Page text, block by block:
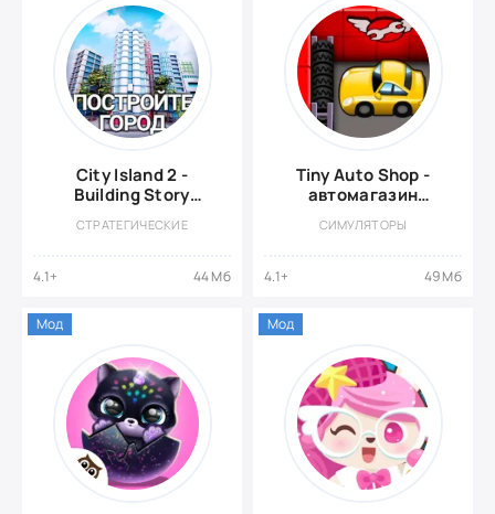
City Island 2 -
Building Story
денег}
СТРАТЕГИЧЕСКИЕ
4.1+ 44 Мб
Tiny Auto Shop -
автомагазин
денег}
СИМУЛЯТОРЫ
4.1+ 49 Мб
Мод Мод